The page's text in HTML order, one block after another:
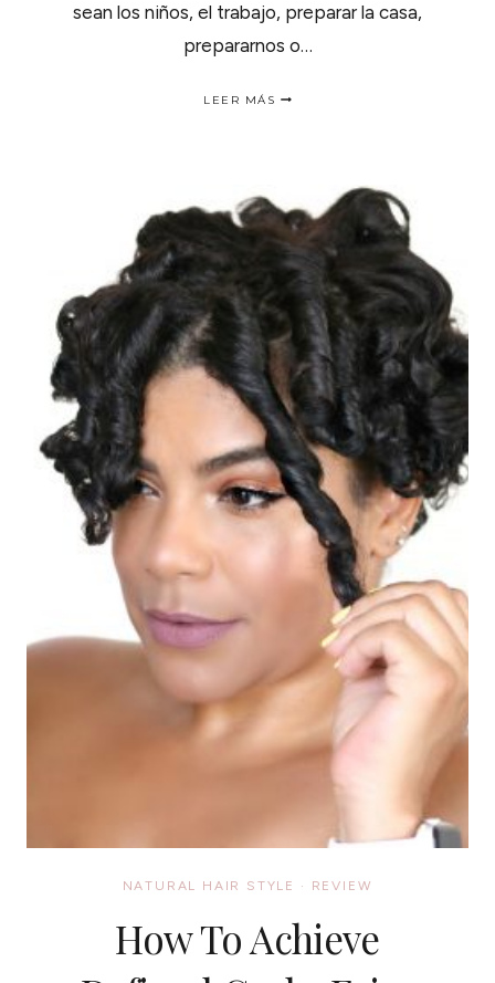
sean los niños, el trabajo, preparar la casa,
prepararnos o…
LEER MÁS
DISFRUTAR
LAS
FIESTAS
DE
NAVIDAD
NATURAL HAIR STYLE · REVIEW
How To Achieve